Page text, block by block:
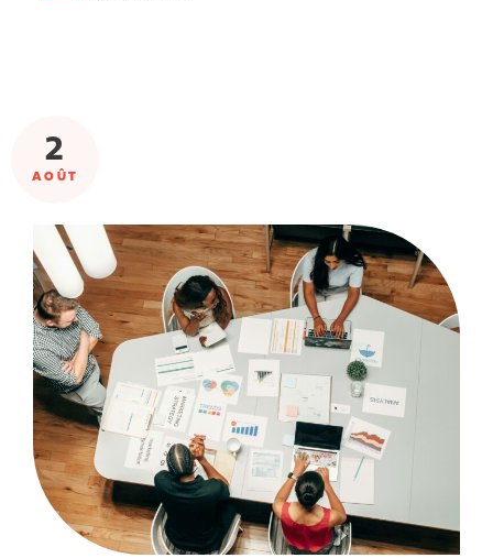
2
AOÛT